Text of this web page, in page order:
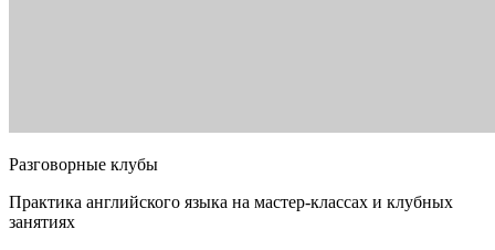
Разговорные клубы
Практика английского языка на мастер-классах и клубных
занятиях